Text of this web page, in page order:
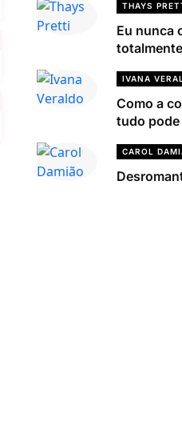
THAYS
Eu nunca
IVANA
Como a
tudo
CAROL